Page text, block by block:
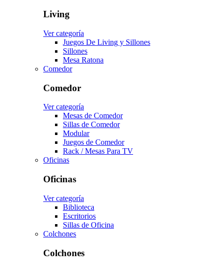
Living
Ver categoría
Juegos De Living y Sillones
Sillones
Mesa Ratona
Comedor
Comedor
Ver categoría
Mesas de Comedor
Sillas de Comedor
Modular
Juegos de Comedor
Rack / Mesas Para TV
Oficinas
Oficinas
Ver categoría
Biblioteca
Escritorios
Sillas de Oficina
Colchones
Colchones